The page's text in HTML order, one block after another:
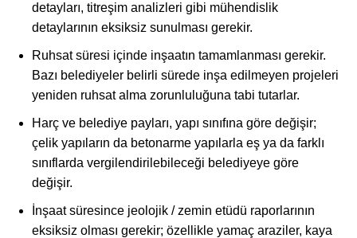
detayları, titreşim analizleri gibi mühendislik
detaylarının eksiksiz sunulması gerekir.
Ruhsat süresi içinde inşaatın tamamlanması gerekir.
Bazı belediyeler belirli sürede inşa edilmeyen projeleri
yeniden ruhsat alma zorunluluğuna tabi tutarlar.
Harç ve belediye payları, yapı sınıfına göre değişir;
çelik yapıların da betonarme yapılarla eş ya da farklı
sınıflarda vergilendirilebileceği belediyeye göre
değişir.
İnşaat süresince jeolojik / zemin etüdü raporlarının
eksiksiz olması gerekir; özellikle yamaç araziler, kaya